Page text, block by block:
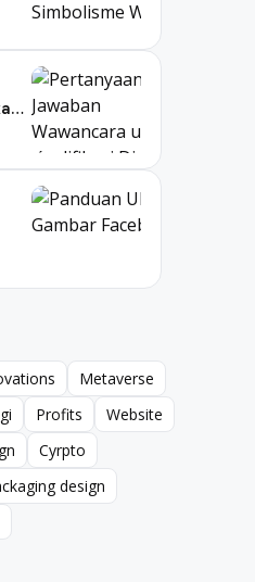
Metaverse
Metaverse
Profits
Profits
Website
Website
Cyrpto
Cyrpto
design
design